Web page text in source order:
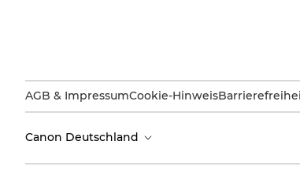
AGB & ImpressumCookie-Hinweis
Canon Deutschland